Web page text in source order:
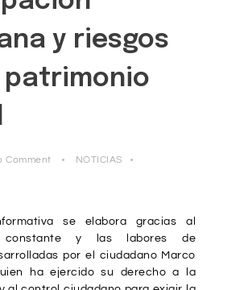
y riesgos
patrimonio
Comment
NOTICIAS
se elabora gracias al
constante y las labores de
por el ciudadano Marco
ha ejercido su derecho a la